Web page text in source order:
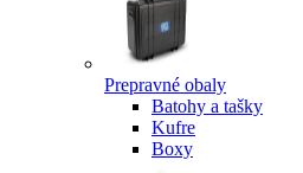
Prepravné obaly
Batohy a tašky
Kufre
Boxy